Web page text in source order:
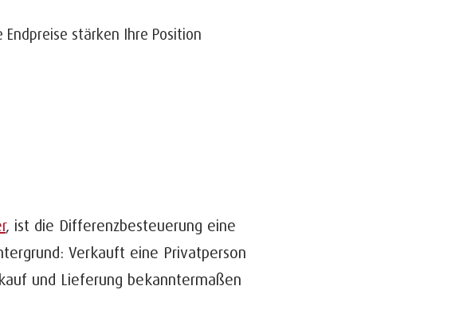
stärken Ihre Position
, ist die Differenzbesteuerung eine
Verkauft eine Privatperson
und Lieferung bekanntermaßen